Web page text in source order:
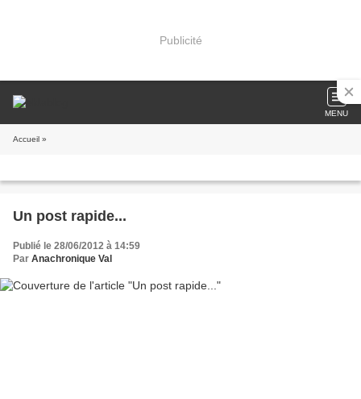
Publicité
MENU
Accueil »
Un post rapide...
Publié le 28/06/2012 à 14:59
Par Anachronique Val